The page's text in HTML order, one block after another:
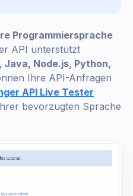
Programmiersprache
API unterstützt
Java, Node.js, Python,
Ihre API-Anfragen
API Live Tester
bevorzugten Sprache